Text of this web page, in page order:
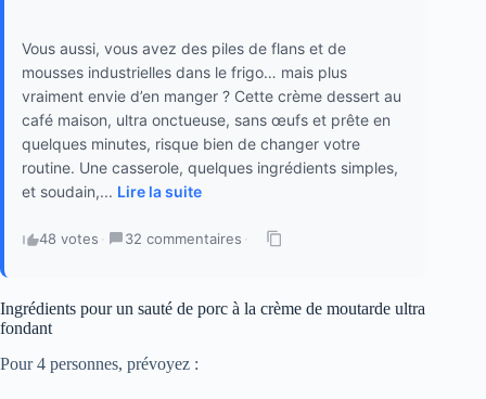
Vous aussi, vous avez des piles de flans et de
mousses industrielles dans le frigo… mais plus
vraiment envie d’en manger ? Cette crème dessert au
café maison, ultra onctueuse, sans œufs et prête en
quelques minutes, risque bien de changer votre
routine. Une casserole, quelques ingrédients simples,
et soudain,... Lire la suite
48 votes · 32 commentaires ·
Ingrédients pour un sauté de porc à la crème de moutarde ultra
fondant
Pour 4 personnes, prévoyez :